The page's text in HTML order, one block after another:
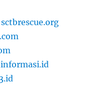
sctbrescue.org